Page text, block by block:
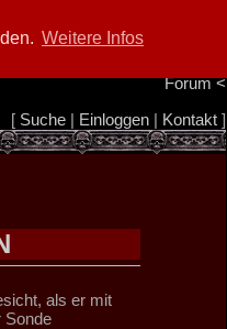
Weitere InfosInfo/Impressum
Forum<
[ Suche| Einloggen| Kontakt]
als er mit
Sonde